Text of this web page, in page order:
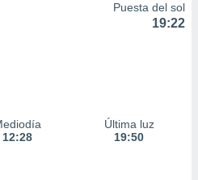
Puesta del sol
19:22
12:28
Última luz
19:50